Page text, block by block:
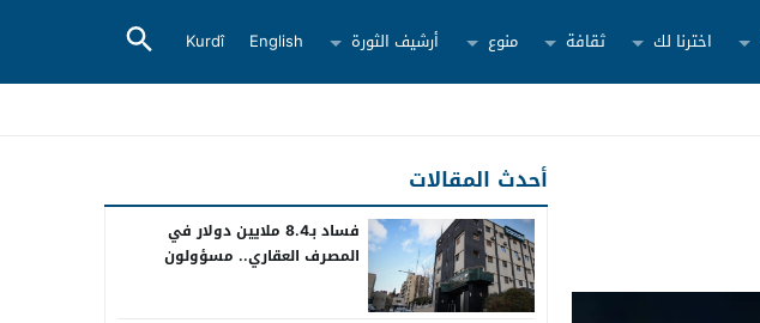
اخترنا لك ثقافة منوع أرشيف الثورة English
Kurdî
أحدث المقالات
فساد بـ8.4 ملايين دولار في
المصرف العقاري.. مسؤولون